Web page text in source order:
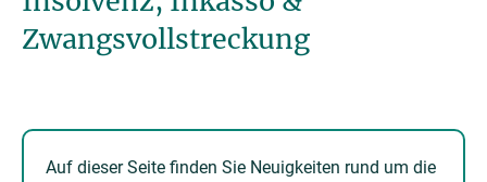
Zwangsvollstreckung
Auf dieser Seite finden Sie Neuigkeiten rund um die